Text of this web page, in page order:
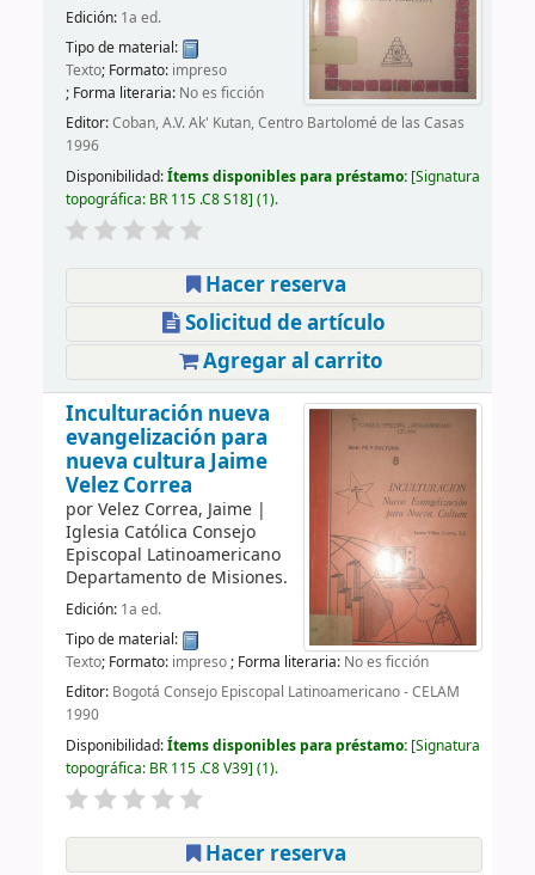
Edición: 1a ed.
Tipo de material:
Texto; Formato: impreso
; Forma literaria: No es ficción
Editor:Coban, A.V. Ak' Kutan, Centro Bartolomé de las Casas
1996
Disponibilidad:Ítems disponibles para préstamo: Signatura
topográfica: BR 115 .C8 S18 (1).
Hacer reserva
Solicitud de artículo
Agregar al carrito
Inculturación nueva
evangelización para
nueva cultura Jaime
Velez Correa
porVelez Correa, Jaime|
Iglesia Católica Consejo
Episcopal Latinoamericano
Departamento de Misiones.
Edición: 1a ed.
Tipo de material:
Texto; Formato: impreso; Forma literaria: No es ficción
Editor: Bogotá Consejo Episcopal Latinoamericano - CELAM
1990
Disponibilidad:Ítems disponibles para préstamo: Signatura
topográfica: BR 115 .C8 V39 (1).
Hacer reserva